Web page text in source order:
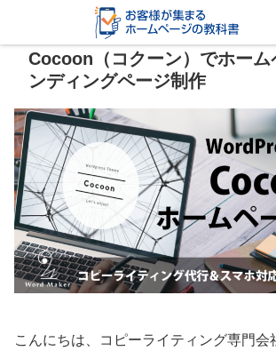
Cocoon（コクーン）でホーム
ンディングページ制作
こんにちは、コピーライティング専門会